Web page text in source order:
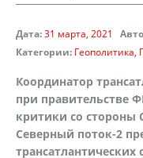
Дата:31 марта, 2021
Категории: Геополитика
Координатор
при правительстве
критики со стороны
Северный поток-2